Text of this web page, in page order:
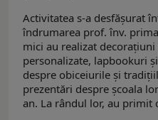
Activitatea s-a desfășurat
îndrumarea prof. înv.
mici au realizat
personalizate, lapbookuri
despre obiceiurile și
prezentări despre școala
an. La rândul lor, au primit